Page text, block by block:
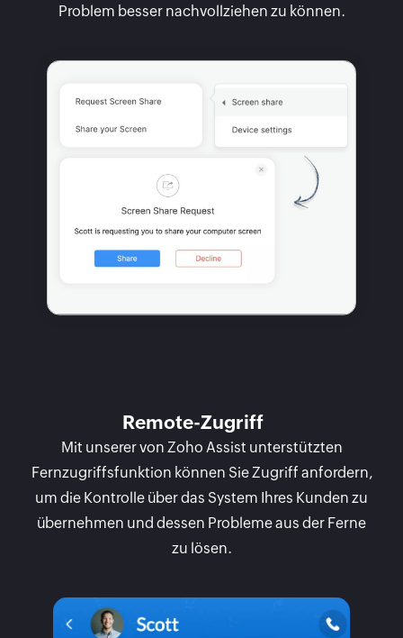
Problem besser nachvollziehen zu können.
Remote-Zugriff
Mit unserer von Zoho Assist unterstützten
Fernzugriffsfunktion können Sie Zugriff anfordern,
um die Kontrolle über das System Ihres Kunden zu
übernehmen und dessen Probleme aus der Ferne
zu lösen.